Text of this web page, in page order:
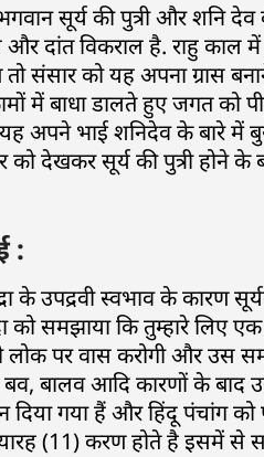
सूर्य की पुत्री और शनि
दांत विकराल है. राहु काल
संसार को यह अपना ग्रास
में बाधा डालते हुए जगत को
अपने भाई शनिदेव के बारे में
देखकर सूर्य की पुत्री होने के
:
के उपद्रवी स्वभाव के कारण
को समझाया कि तुम्हारे लिए
लोक पर वास करोगी और उस
बव, बालव आदि कारणों के बाद
दिया गया हैं और हिंदू पंचांग को
(11) करण होते है इसमें से